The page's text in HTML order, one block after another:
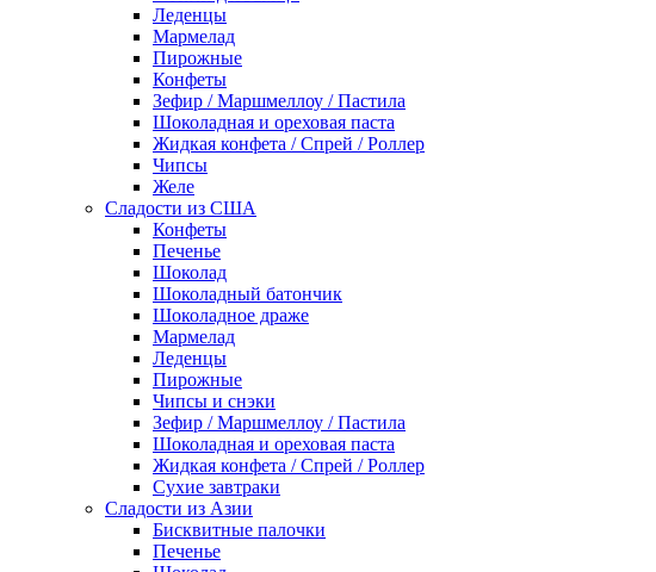
Леденцы
Мармелад
Пирожные
Конфеты
Зефир / Маршмеллоу / Пастила
Шоколадная и ореховая паста
Жидкая конфета / Спрей / Роллер
Чипсы
Желе
Сладости из США
Конфеты
Печенье
Шоколад
Шоколадный батончик
Шоколадное драже
Мармелад
Леденцы
Пирожные
Чипсы и снэки
Зефир / Маршмеллоу / Пастила
Шоколадная и ореховая паста
Жидкая конфета / Спрей / Роллер
Сухие завтраки
Сладости из Азии
Бисквитные палочки
Печенье